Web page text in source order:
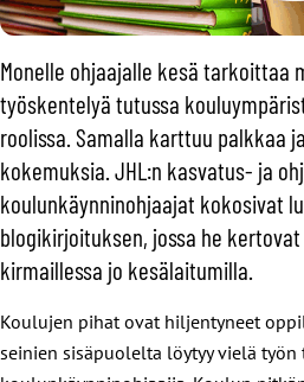
Monelle ohjaajalle kesä tarkoittaa
työskentelyä tutussa
roolissa. Samalla karttuu palkkaa
kokemuksia. JHL:n kasvatus- ja
koulunkäynninohjaajat kokosivat
blogikirjoituksen, jossa he
kirmaillessa jo kesälaitumilla.
Koulujen pihat ovat hiljentyneet
seinien sisäpuolelta löytyy vielä työn